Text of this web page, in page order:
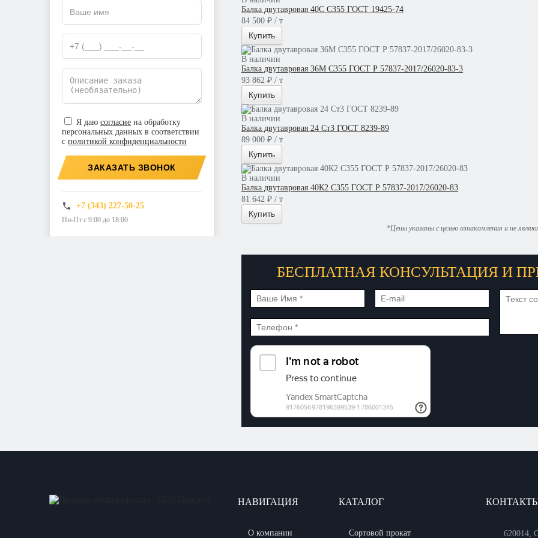
Я даю согласие на обработку
персональных данных в соответствии
с политикой конфиденциальности
ЗАКАЗАТЬ ЗВОНОК
+7 (343) 227-50-25
Пн-Пт с 9:00 до 18:00
Балка двутавровая 40С С355 ГОСТ 19425-74
84 500 ₽ / т
Купить
В наличии
Балка двутавровая 36М С355 ГОСТ Р 57837-2017/26020-83-3
93 862 ₽ / т
Купить
В наличии
Балка двутавровая 24 Ст3 ГОСТ 8239-89
89 000 ₽ / т
Купить
В наличии
Балка двутавровая 40К2 С355 ГОСТ Р 57837-2017/26020-83
81 642 ₽ / т
Купить
*Цены указаны с целью ознакомления и не
БЕСПЛАТНАЯ КОНСУЛЬТАЦИЯ И
НАВИГАЦИЯ
О компании
КАТАЛОГ
Сортовой прокат 620014,